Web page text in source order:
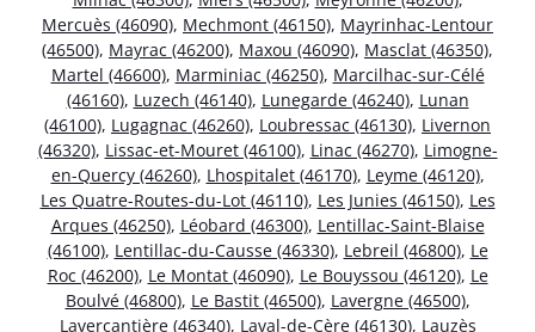
Mercuès (46090), Mechmont (46150), Mayrinhac-Lentour
(46500), Mayrac (46200), Maxou (46090), Masclat (46350),
Martel (46600), Marminiac (46250), Marcilhac-sur-Célé
(46160), Luzech (46140), Lunegarde (46240), Lunan
(46100), Lugagnac (46260), Loubressac (46130), Livernon
(46320), Lissac-et-Mouret (46100), Linac (46270), Limogne-
en-Quercy (46260), Lhospitalet (46170), Leyme (46120),
Les Quatre-Routes-du-Lot (46110), Les Junies (46150), Les
Arques (46250), Léobard (46300), Lentillac-Saint-Blaise
(46100), Lentillac-du-Causse (46330), Lebreil (46800), Le
Roc (46200), Le Montat (46090), Le Bouyssou (46120), Le
Boulvé (46800), Le Bastit (46500), Lavergne (46500),
Lavercantière (46340), Laval-de-Cère (46130), Lauzès